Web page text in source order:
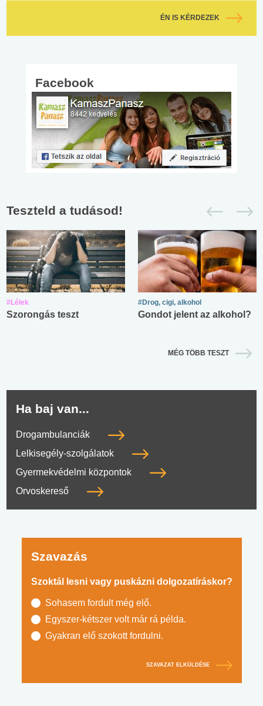
ÉN IS KÉRDEZEK
Facebook
Teszteld a tudásod!
#Lélek
Szorongás teszt
#Drog, cigi, alkohol
Gondot jelent az alkohol?
MÉG TÖBB TESZT
Ha baj van...
Drogambulanciák
Lelkisegély-szolgálatok
Gyermekvédelmi központok
Orvoskereső
Szavazás
Szoktál lesni vagy puskázni dolgozatíráskor?
Sohasem fordult még elő.
Egyszer-kétszer volt már rá példa.
Gyakran elő szokott fordulni.
SZAVAZAT ELKÜLDÉSE